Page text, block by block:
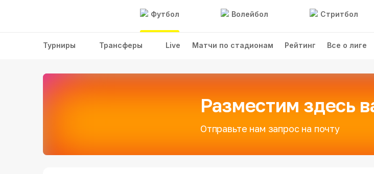
Футбол Волейбол Стритбол
Турниры Трансферы Live Матчи по стадионам Рейтинг Все о лиге
Разместим здесь
Отправьте нам запрос на почту